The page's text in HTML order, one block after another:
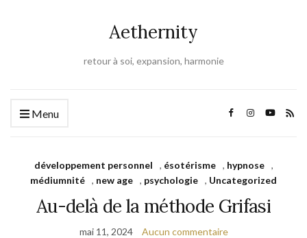
Aethernity
retour à soi, expansion, harmonie
Menu
développement personnel , ésotérisme , hypnose
,
médiumnité , new age , psychologie , Uncategorized
Au-delà de la méthode Grifasi
mai 11, 2024 Aucun commentaire